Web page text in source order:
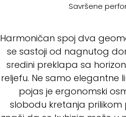
Savršene
Harmoničan spoj dva
se sastoji od nagnutog
sredini preklapa sa
reljefu. Ne samo elegantne
pojas je ergonomski
slobodu kretanja prilikom